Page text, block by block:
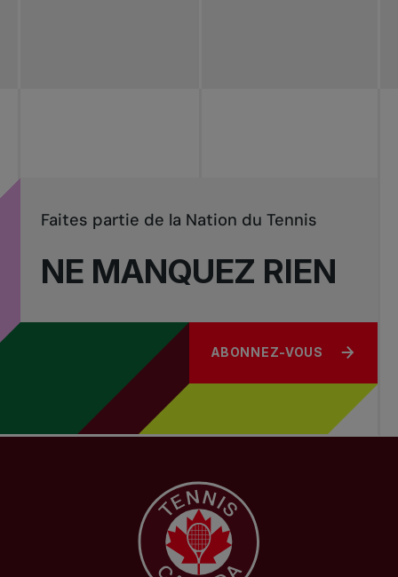
NE MANQUEZ RIEN
Faites partie de la Nation du Tennis
ABONNEZ-VOUS